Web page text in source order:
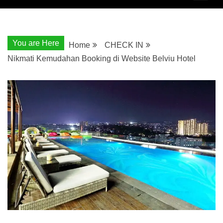
You are Here Home
CHECK IN
Nikmati Kemudahan Booking di Website Belviu Hotel